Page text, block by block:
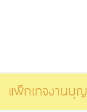
แพ็กเกจงานบุญ